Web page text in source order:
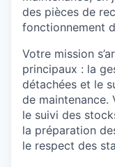
des pièces de
fonctionnement
Votre mission
principaux : la
détachées et le
de maintenance.
le suivi des
la préparation
le respect des